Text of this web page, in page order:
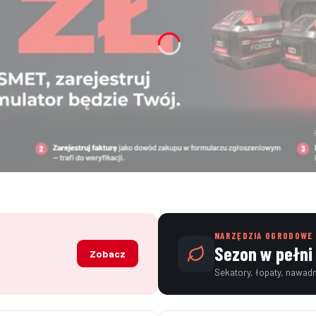
Zobacz
NARZĘDZIA OGRODOWE
Sezon w pełni
Sekatory, łopaty,